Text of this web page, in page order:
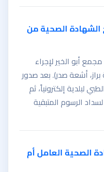
الشهادة الصحية من
أبو الخير لإجراء
أشعة صدر). بعد صدور
لبلدية إلكترونياً، ثم
الرسوم المتبقية
الصحية العامل أم